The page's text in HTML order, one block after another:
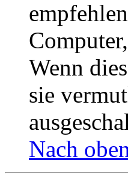
Wenn
sie
Nach